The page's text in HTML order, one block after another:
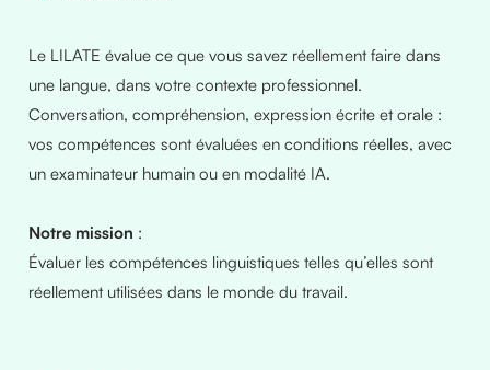
Le LILATE évalue ce que vous savez réellement faire dans
une langue, dans votre contexte professionnel.
Conversation, compréhension, expression écrite et orale :
vos compétences sont évaluées en conditions réelles, avec
un examinateur humain ou en modalité IA.
Notre mission :
Évaluer les compétences linguistiques telles qu’elles sont
réellement utilisées dans le monde du travail.